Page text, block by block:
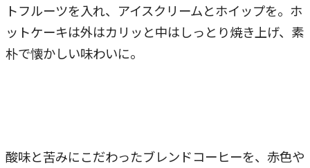
トフルーツを入れ、アイスクリームとホイップを。ホ
ットケーキは外はカリッと中はしっとり焼き上げ、素
朴で懐かしい味わいに。
酸味と苦みにこだわったブレンドコーヒーを、赤色や